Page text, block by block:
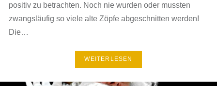
positiv zu betrachten. Noch nie wurden oder mussten
zwangsläufig so viele alte Zöpfe abgeschnitten werden!
Die…
WEITERLESEN